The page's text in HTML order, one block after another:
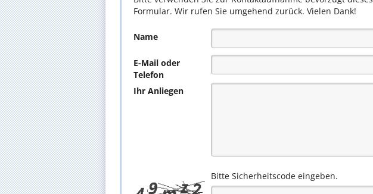
Formular. Wir rufen Sie umgehend zurück. Vielen Dank!
Name
E-Mail oder
Telefon
Ihr Anliegen
Bitte Sicherheitscode eingeben.